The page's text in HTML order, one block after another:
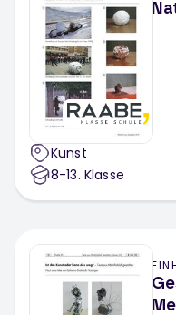
Kunst
8-13. Klasse